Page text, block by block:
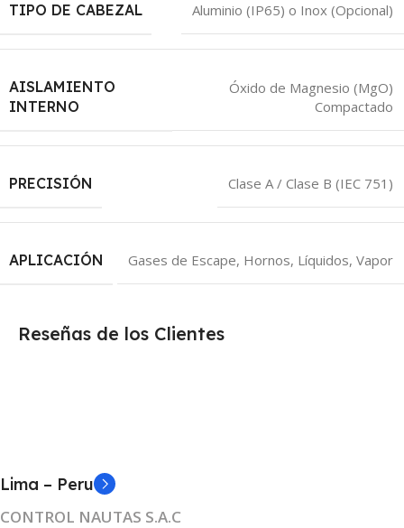
TIPO DE CABEZAL Aluminio (IP65) o Inox (Opcional)
AISLAMIENTO
INTERNO
Óxido de Magnesio (MgO)
Compactado
PRECISIÓN Clase A / Clase B (IEC 751)
APLICACIÓN Gases de Escape, Hornos, Líquidos, Vapor
Reseñas de los Clientes
Lima – Peru
CONTROL NAUTAS S.A.C